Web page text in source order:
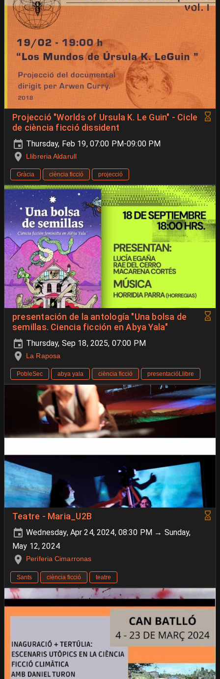
Projecció "Worlds of Ursula K. Le Guin" - Cicle
de ciència ficció dissident
Thursday, Feb 19, 07:00 PM-09:00 PM
Llibreria Aldarull
Gràcia ciència ficció projecció
presentación de la antología "Una bolsa de
semillas. Ciencia ficción en Abya Yala"
Thursday, Sep 18, 2025, 07:00 PM
La Raposa
PobleSec abya yala ciència ficció presentacióLlibre
Teatre - Maria_U2B
Wednesday, Apr 24, 2024, 08:30 PM → Sunday,
May 12, 2024
Periferia Cimarronas
Sants ciència ficció teatre